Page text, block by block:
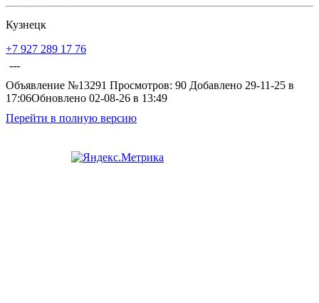
Кузнецк
+7 927 289 17 76
---
Объявление №13291 Просмотров: 90 Добавлено 29-11-25 в
17:06Обновлено 02-08-26 в 13:49
Перейти в полную версию